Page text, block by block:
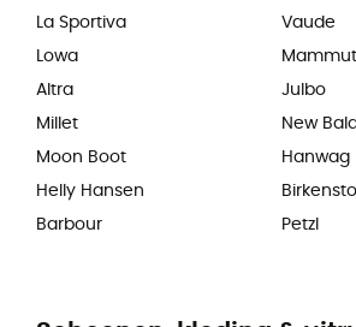
La Sportiva
Lowa
Altra
Millet
Moon Boot
Helly Hansen
Barbour
Vaude
Mammut
Julbo
New
Hanwag
Petzl